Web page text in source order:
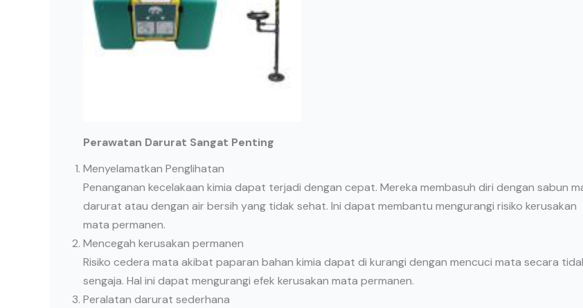
Perawatan Darurat Sangat Penting
Menyelamatkan Penglihatan
Penanganan kecelakaan kimia dapat terjadi dengan cepat. Mereka membasuh diri dengan sabun
darurat atau dengan air bersih yang tidak sehat. Ini dapat membantu mengurangi risiko kerusakan
mata permanen.
Mencegah kerusakan permanen
Risiko cedera mata akibat paparan bahan kimia dapat di kurangi dengan mencuci mata secara
sengaja. Hal ini dapat mengurangi efek kerusakan mata permanen.
Peralatan darurat sederhana